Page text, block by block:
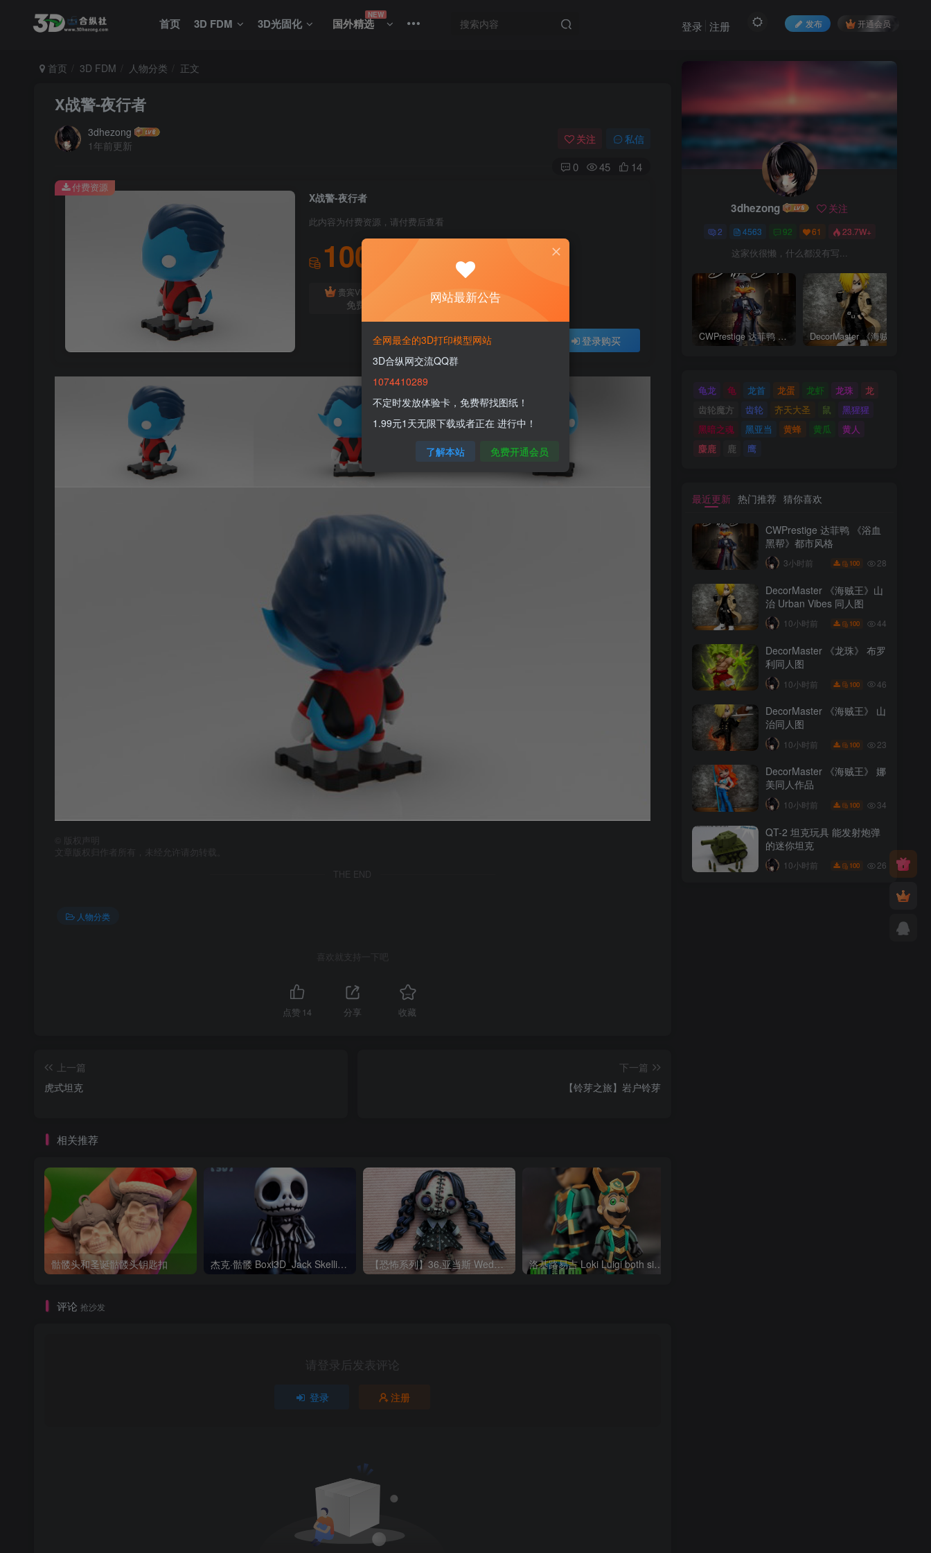
首页 3D FDM 3D光固化 国外精选
NEW
发布 开通会员
登录 注册
首页 3D FDM 人物分类 正文
X战警-夜行者
3dhezong
1年前更新
关注 私信
0 45 14
X战警-夜行者
此内容为付费资源，请付费后查看
100
贵宾VIP会员
免费
体验会员免费
登录购买
付费资源
版权声明
文章版权归作者所有，未经允许请勿转载。
THE END
人物分类
喜欢就支持一下吧
点赞 14 分享 收藏
上一篇
虎式坦克
下一篇
【铃芽之旅】岩户铃芽
相关推荐
骷髅头和圣诞骷髅头钥匙扣 杰克·骷髅 Boxi3D_Jack Skellington 【恐怖系列】36.亚当斯 Wednesday Creepy Doll Updated 9-22 洛基路易吉 Loki Luigi both sizes
评论 抢沙发
请登录后发表评论
登录 注册
3dhezong 关注
2 4563 92 61 23.7W+
这家伙很懒，什么都没有写...
CWPrestige 达菲鸭 《浴血黑帮》都市风格
龟龙 龟 龙首 龙蛋 龙虾 龙珠
龙
齿轮魔方
齿轮 齐天大圣 鼠
黑猩猩
黑暗之魂
黑亚当 黄蜂 黄瓜
黄人
麋鹿
鹿 鹰
最近更新 热门推荐 猜你喜欢
CWPrestige 达菲鸭 《浴血
黑帮》都市风格
3小时前 100 28
DecorMaster 《海贼王》山
治 Urban Vibes 同人图
10小时前 100 44
DecorMaster 《龙珠》 布罗
利同人图
10小时前 100 46
DecorMaster 《海贼王》 山
治同人图
10小时前 100 23
DecorMaster 《海贼王》 娜
美同人作品
10小时前 100 34
QT-2 坦克玩具 能发射炮弹
的迷你坦克
10小时前 100 26
网站最新公告
全网最全的3D打印模型网站
3D合纵网交流QQ群
1074410289
不定时发放体验卡，免费帮找图纸！
1.99元1天无限下载或者正在 进行中！
了解本站 免费开通会员